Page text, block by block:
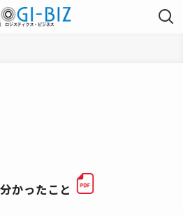
かったこと